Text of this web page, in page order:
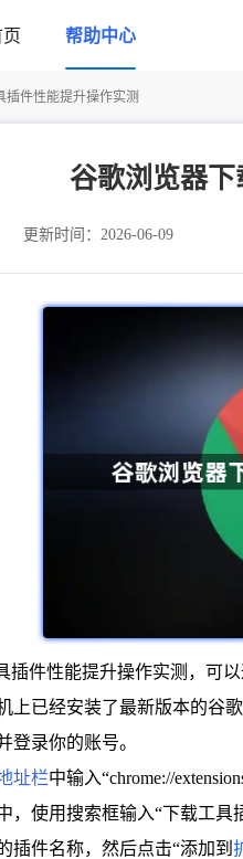
帮助中心
插件性能提升操作实测
谷歌浏览器下
更新时间：2026-06-09
插件性能提升操作实测，可以
上已经安装了最新版本的谷
登录你的账号。
址栏中输入“chrome://
使用搜索框输入“下载工具
插件名称，然后点击“添加到